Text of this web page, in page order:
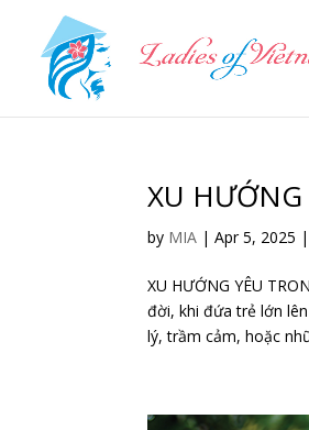
XU
by MIA |Apr 5, 2025 |
XU HƯỚNG YÊU
đời, khi đứa trẻ lớn
lý, trầm cảm, hoặc